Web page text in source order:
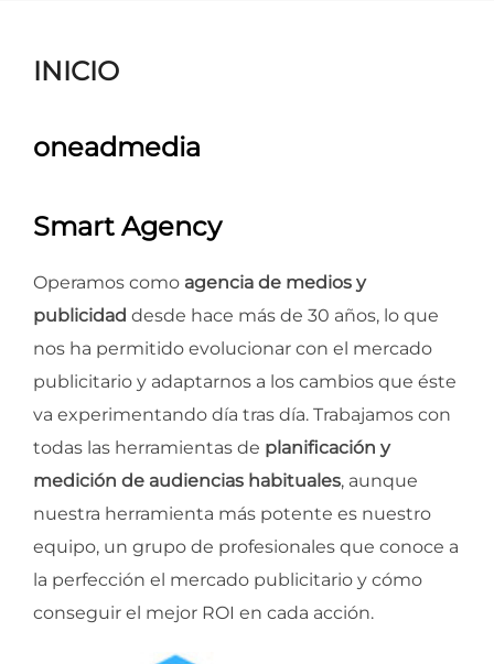
INICIO
oneadmedia
Smart Agency
Operamos como agencia de medios y
publicidad desde hace más de 30 años, lo que
nos ha permitido evolucionar con el mercado
publicitario y adaptarnos a los cambios que éste
va experimentando día tras día. Trabajamos con
todas las herramientas de planificación y
medición de audiencias habituales, aunque
nuestra herramienta más potente es nuestro
equipo, un grupo de profesionales que conoce a
la perfección el mercado publicitario y cómo
conseguir el mejor ROI en cada acción.